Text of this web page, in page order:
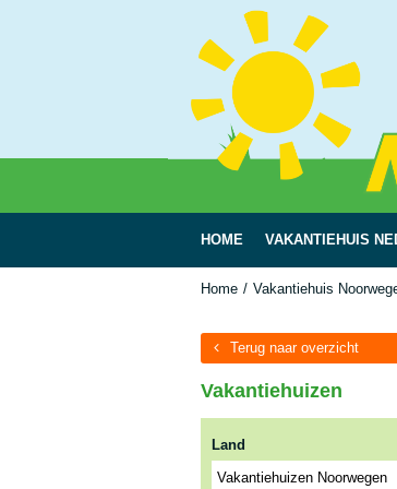
HOME VAKANTIEHUIS
Home Vakantiehuis
Terug naar overzicht
Vakantiehuizen
Land